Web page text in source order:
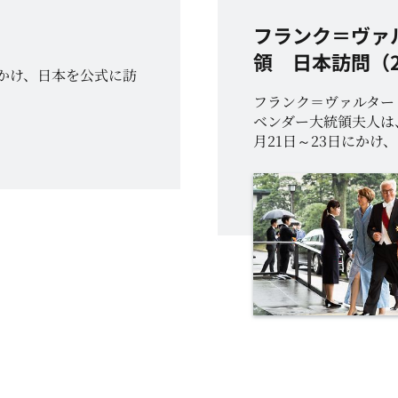
け、日本を公式に訪
フランク＝ヴ
領
日本訪問
フランク＝ヴァルタ
ベンダー大統領夫人
月21日～23日にかけ